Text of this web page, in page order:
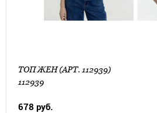
ТОП ЖЕН (АРТ. 112939)
112939
678 руб.